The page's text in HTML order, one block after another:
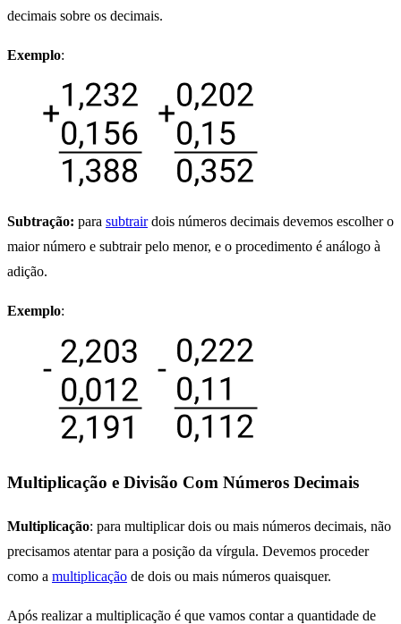
decimais sobre os decimais.
Exemplo:
Subtração: para subtrairdois números decimais devemos escolher o
maior número e subtrair pelo menor, e o procedimento é análogo à
adição.
Exemplo:
Multiplicação e Divisão Com Números Decimais
Multiplicação: para multiplicar dois ou mais números decimais, não
precisamos atentar para a posição da vírgula. Devemos proceder
como a multiplicação de dois ou mais números quaisquer.
Após realizar a multiplicação é que vamos contar a quantidade de